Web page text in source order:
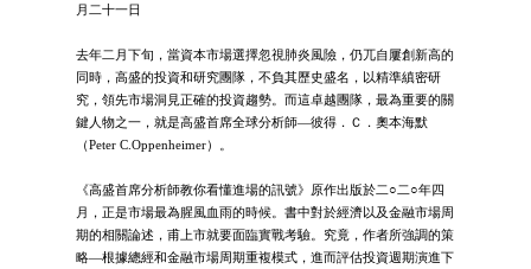
月二十一日
去年二月下旬，當資本市場選擇忽視肺炎風險，仍兀自屢創新高的
同時，高盛的投資和研究團隊，不負其歷史盛名，以精準縝密研
究，領先市場洞見正確的投資趨勢。而這卓越團隊，最為重要的關
鍵人物之一，就是高盛首席全球分析師—彼得．Ｃ．奧本海默
（Peter C.Oppenheimer）。
《高盛首席分析師教你看懂進場的訊號》原作出版於二○二○年四
月，正是市場最為腥風血雨的時候。書中對於經濟以及金融市場周
期的相關論述，甫上市就要面臨實戰考驗。究竟，作者所強調的策
略—根據總經和金融市場周期重複模式，進而評估投資週期演進下